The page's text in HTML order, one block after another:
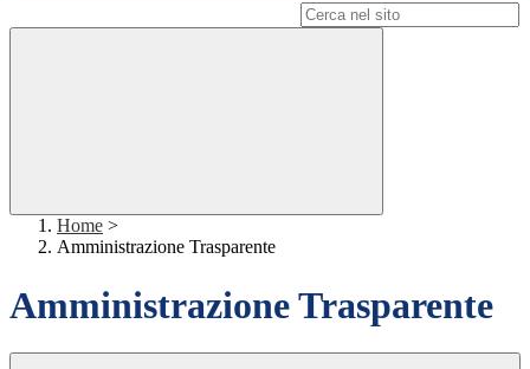
Home >
Amministrazione Trasparente
Amministrazione Trasparente